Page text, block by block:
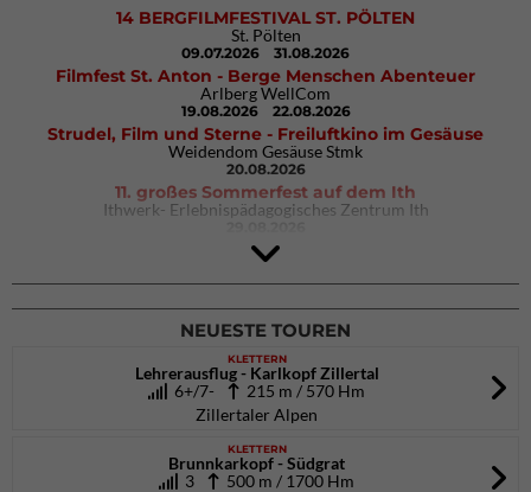
14 BERGFILMFESTIVAL ST. PÖLTEN
St. Pölten
09.07.2026 31.08.2026
Filmfest St. Anton - Berge Menschen Abenteuer
Arlberg WellCom
19.08.2026 22.08.2026
Strudel, Film und Sterne - Freiluftkino im Gesäuse
Weidendom Gesäuse Stmk
20.08.2026
11. großes Sommerfest auf dem Ith
Ithwerk- Erlebnispädagogisches Zentrum Ith
4Blocs KIDS 2026
DAV Kletter- & Boulderzentrum München Süd (Thalkirchen)
NEUESTE TOUREN
KLETTERN
Lehrerausflug - Karlkopf Zillertal
6+/7-
215 m / 570 Hm
Zillertaler Alpen
KLETTERN
Brunnkarkopf - Südgrat
3
500 m / 1700 Hm